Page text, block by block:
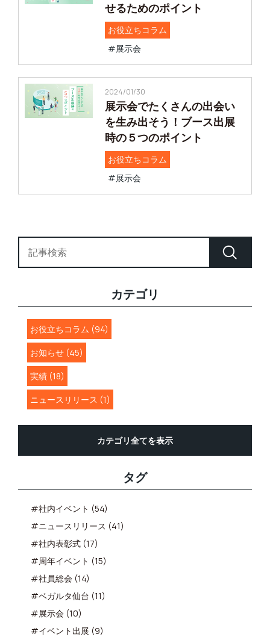
せるためのポイント
お役立ちコラム
#展示会
2024/01/30
展示会でたくさんの出会い
を生み出そう！ブース出展
時の５つのポイント
お役立ちコラム
#展示会
カテゴリ
お役立ちコラム (94)
お知らせ (45)
実績 (18)
ニュースリリース (1)
カテゴリ全てを表示
タグ
#社内イベント (54)
#ニュースリリース (41)
#社内表彰式 (17)
#周年イベント (15)
#社員総会 (14)
#ベガルタ仙台 (11)
#展示会 (10)
#イベント出展 (9)